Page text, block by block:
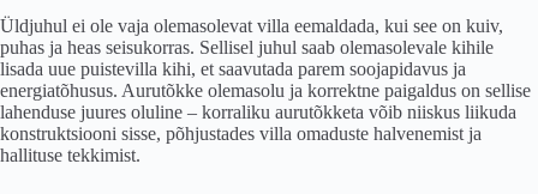
Üldjuhul ei ole vaja olemasolevat villa eemaldada, kui see on kuiv,
puhas ja heas seisukorras. Sellisel juhul saab olemasolevale kihile
lisada uue puistevilla kihi, et saavutada parem soojapidavus ja
energiatõhusus. Aurutõkke olemasolu ja korrektne paigaldus on sellise
lahenduse juures oluline – korraliku aurutõkketa võib niiskus liikuda
konstruktsiooni sisse, põhjustades villa omaduste halvenemist ja
hallituse tekkimist.